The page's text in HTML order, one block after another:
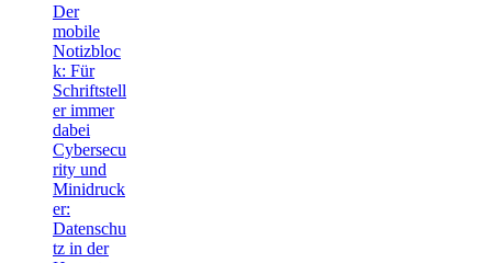
Der
mobile
Notizbloc
k: Für
Schriftstell
er immer
dabei
Cybersecu
rity und
Minidruck
er:
Datenschu
tz in der